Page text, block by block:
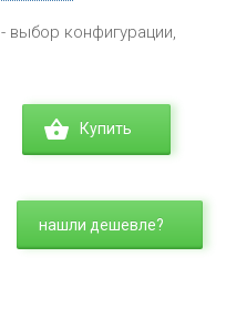
- выбор конфигурации,
Купить
нашли дешевле?